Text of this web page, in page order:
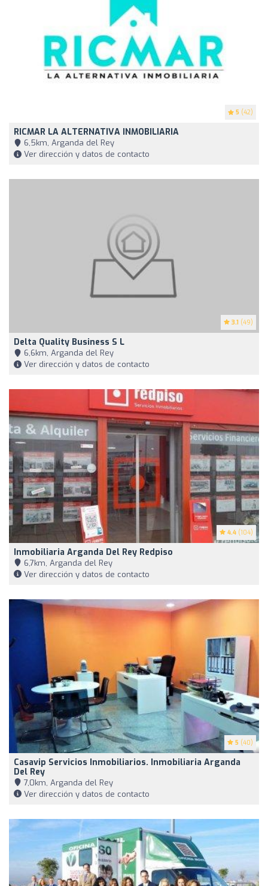
5 (42)
RICMAR LA ALTERNATIVA INMOBILIARIA
6,5km, Arganda del Rey
Ver dirección y datos de contacto
3.1 (49)
Delta Quality Business S L
6,6km, Arganda del Rey
Ver dirección y datos de contacto
4.4 (104)
Inmobiliaria Arganda Del Rey Redpiso
6,7km, Arganda del Rey
Ver dirección y datos de contacto
5 (40)
Casavip Servicios Inmobiliarios. Inmobiliaria Arganda
Del Rey
7,0km, Arganda del Rey
Ver dirección y datos de contacto